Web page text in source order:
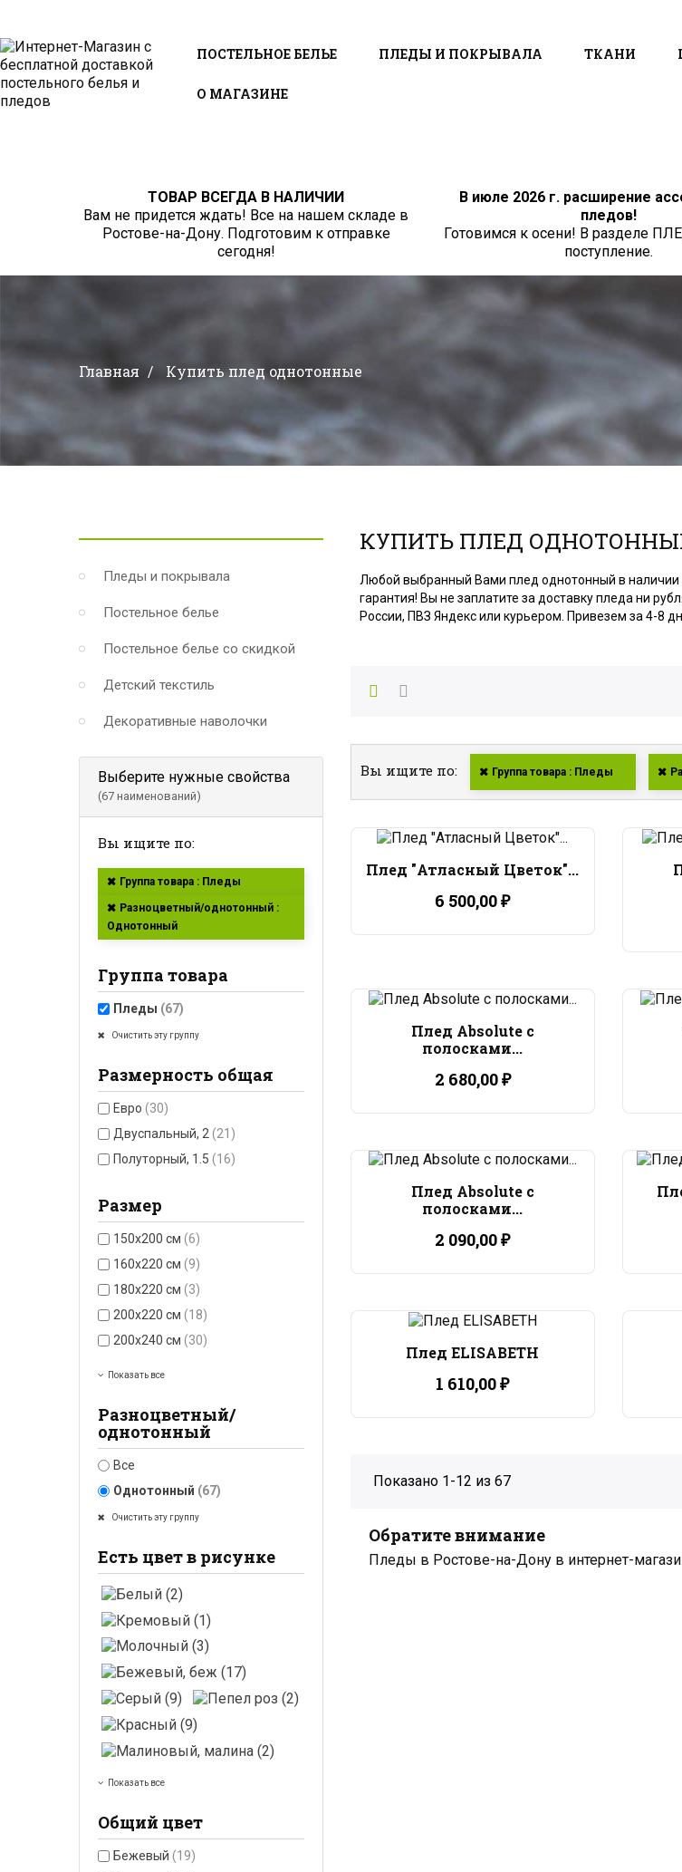
ПОСТЕЛЬНОЕ БЕЛЬЕ ПЛЕДЫ И ПОКРЫВАЛА ТКАНИ
О МАГАЗИНЕ
ТОВАР ВСЕГДА В НАЛИЧИИ
Вам не придется ждать! Все на нашем складе в
Ростове-на-Дону. Подготовим к отправке
сегодня!
В июле 2026 г. расширение
пледов!
Готовимся к осени! В разделе
поступление.
Главная Купить плед однотонные
Пледы и покрывала
Постельное белье
Постельное белье со скидкой
Детский текстиль
Декоративные наволочки
Выберите нужные свойства
(67 наименований)
Вы ищите по:
Группа товара : Пледы
Разноцветный/однотонный :
Однотонный
Группа товара
Пледы (67)
Очистить эту группу
Размерность общая
Евро (30)
Двуспальный, 2 (21)
Полуторный, 1.5 (16)
Размер
150x200 см (6)
160x220 см (9)
180x220 см (3)
200x220 см (18)
200x240 см (30)
Показать все
Разноцветный/
однотонный
Все
Однотонный (67)
Очистить эту группу
Есть цвет в рисунке
Показать все
Общий цвет
Бежевый (19)
КУПИТЬ ПЛЕД
Любой выбранный Вами плед однотонный в
гарантия! Вы не заплатите за доставку пледа ни
России, ПВЗ Яндекс или курьером. Привезем за 4-8
Вы ищите по: Группа товара : Пледы
Плед "Атласный Цветок"...
6 500,00 ₽
Плед Absolute с
полосками...
2 680,00 ₽
Плед Absolute с
полосками...
2 090,00 ₽
Плед ELISABETH
1 610,00 ₽
Показано 1-12 из 67
Обратите внимание
Пледы в Ростове-на-Дону в интернет-